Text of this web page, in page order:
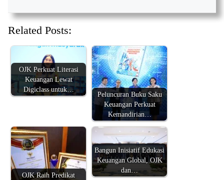
Related Posts:
OJK Perkuat Literasi
Keuangan Lewat
Digiclass untuk…
Peluncuran Buku Saku
Keuangan Perkuat
Kemandirian…
OJK Raih Predikat
Bangun Inisiatif Edukasi
Keuangan Global, OJK
dan…